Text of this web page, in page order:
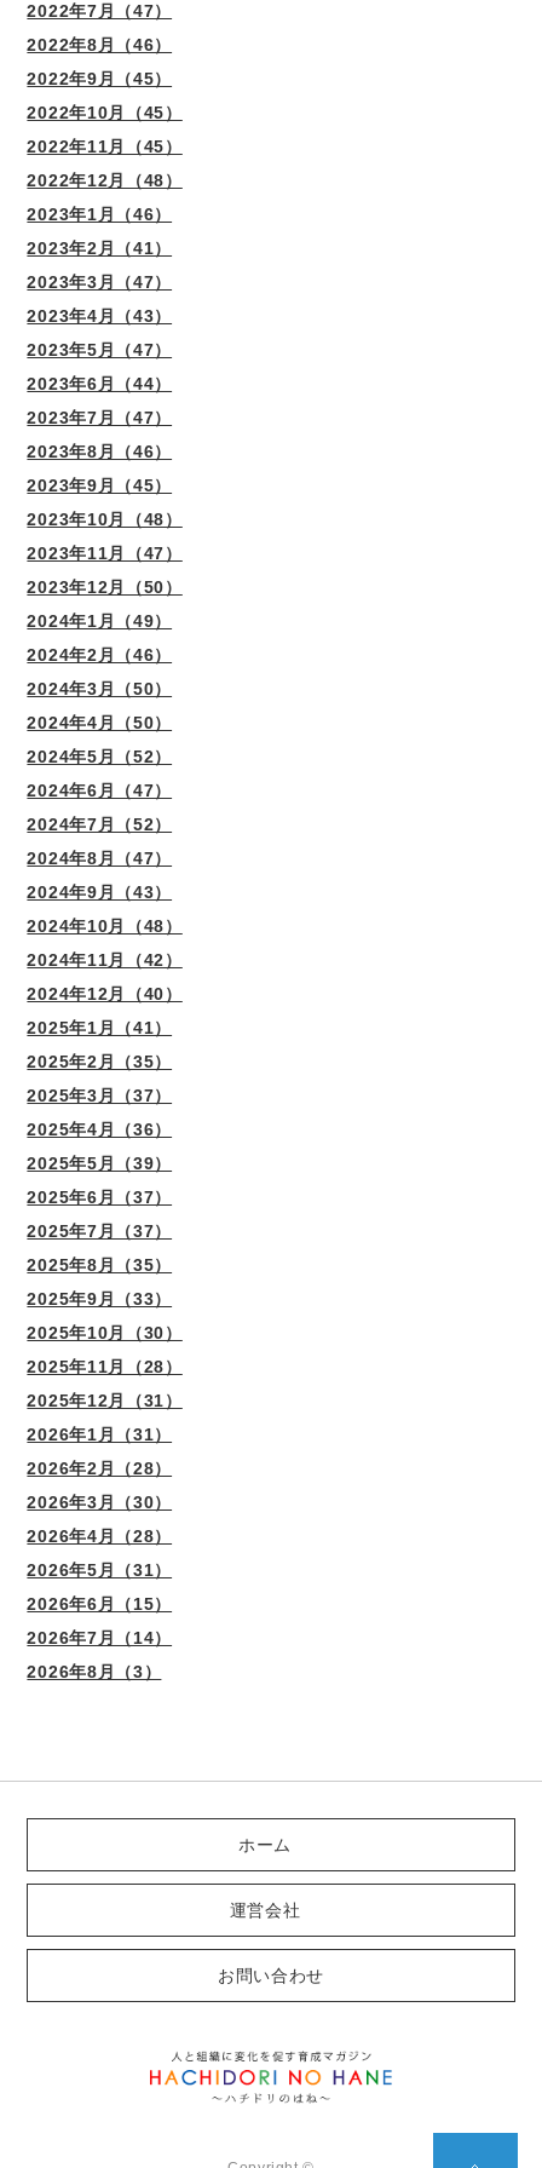
2022年7月（47）
2022年8月（46）
2022年9月（45）
2022年10月（45）
2022年11月（45）
2022年12月（48）
2023年1月（46）
2023年2月（41）
2023年3月（47）
2023年4月（43）
2023年5月（47）
2023年6月（44）
2023年7月（47）
2023年8月（46）
2023年9月（45）
2023年10月（48）
2023年11月（47）
2023年12月（50）
2024年1月（49）
2024年2月（46）
2024年3月（50）
2024年4月（50）
2024年5月（52）
2024年6月（47）
2024年7月（52）
2024年8月（47）
2024年9月（43）
2024年10月（48）
2024年11月（42）
2024年12月（40）
2025年1月（41）
2025年2月（35）
2025年3月（37）
2025年4月（36）
2025年5月（39）
2025年6月（37）
2025年7月（37）
2025年8月（35）
2025年9月（33）
2025年10月（30）
2025年11月（28）
2025年12月（31）
2026年1月（31）
2026年2月（28）
2026年3月（30）
2026年4月（28）
2026年5月（31）
2026年6月（15）
2026年7月（14）
2026年8月（3）
ホーム
運営会社
お問い合わせ